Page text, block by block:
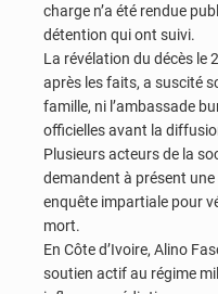
charge n’a été rendue
détention qui ont suivi.
La révélation du décès le
après les faits, a suscité
famille, ni l’ambassade
officielles avant la
Plusieurs acteurs de la
demandent à présent
enquête impartiale pour
mort.
En Côte d’Ivoire, Alino
soutien actif au régime